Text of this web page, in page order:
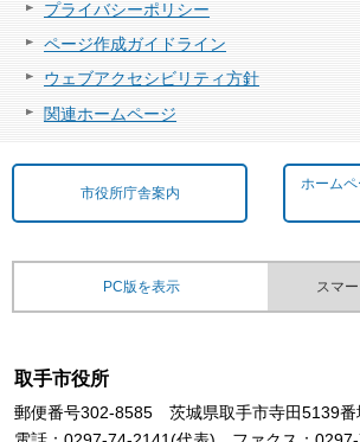
プライバシーポリシー
ページ作成ガイドライン
ウェブアクセシビリティ方針
関連ホームページ
市役所庁舎案内
ホーム
PC版を表示 スマ
取手市役所
郵便番号302-8585 茨城県取手市寺田5139番